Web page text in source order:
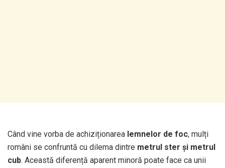
Când vine vorba de achiziționarea lemnelor de foc, mulți
români se confruntă cu dilema dintre metrul ster și metrul
cub. Această diferență aparent minoră poate face ca unii